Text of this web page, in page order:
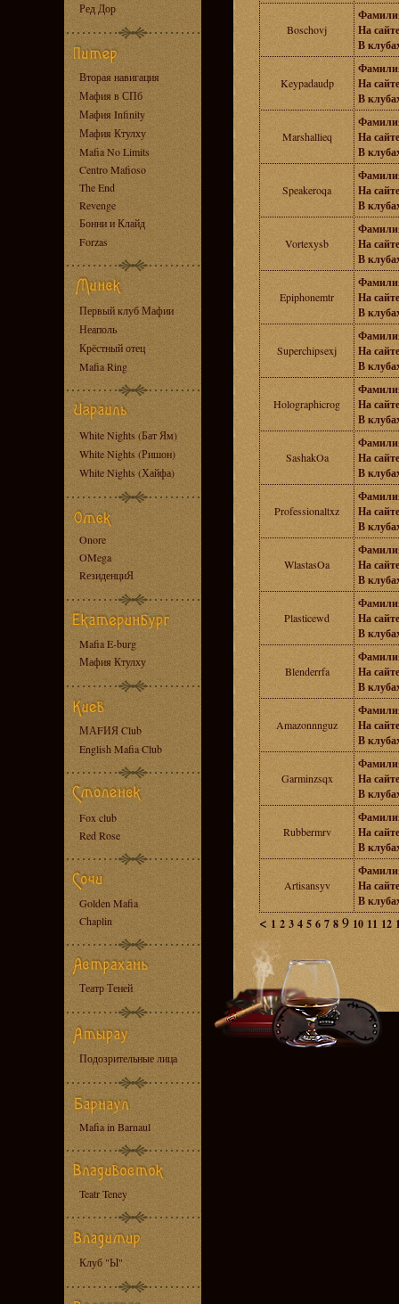
Ред Дор
Вторая навигация
Мафия в СПб
Мафия Infinity
Мафия Ктулху
Mafia No Limits
Centro Mafioso
The End
Revenge
Бонни и Клайд
Forzas
Первый клуб Мафии
Неаполь
Крёстный отец
Mafia Ring
White Nights (Бат Ям)
White Nights (Ришон)
White Nights (Хайфа)
Onore
OMega
RезиденциЯ
Mafia E-burg
Мафия Ктулху
МАFИЯ Club
English Mafia Club
Fox club
Red Rose
Golden Mafia
Chaplin
Театр Теней
Подозрительные лица
Mafia in Barnaul
Teatr Teney
Клуб "Ы"
Boschovj
На
В
Keypadaudp
На
В
Marshallieq
На
В
Speakeroqa
На
В
Vortexysb
На
В
Epiphonemtr
На
В
Superchipsexj
На
В
Holographicrog
На
В
SashakOa
На
В
Professionaltxz
На
В
WlastasOa
На
В
Plasticewd
На
В
Blenderrfa
На
В
Amazonnnguz
На
В
Garminzsqx
На
В
Rubbermrv
На
В
Artisansyv
На
В
< 1 2 3 4 5 6 7 89 10 11 12